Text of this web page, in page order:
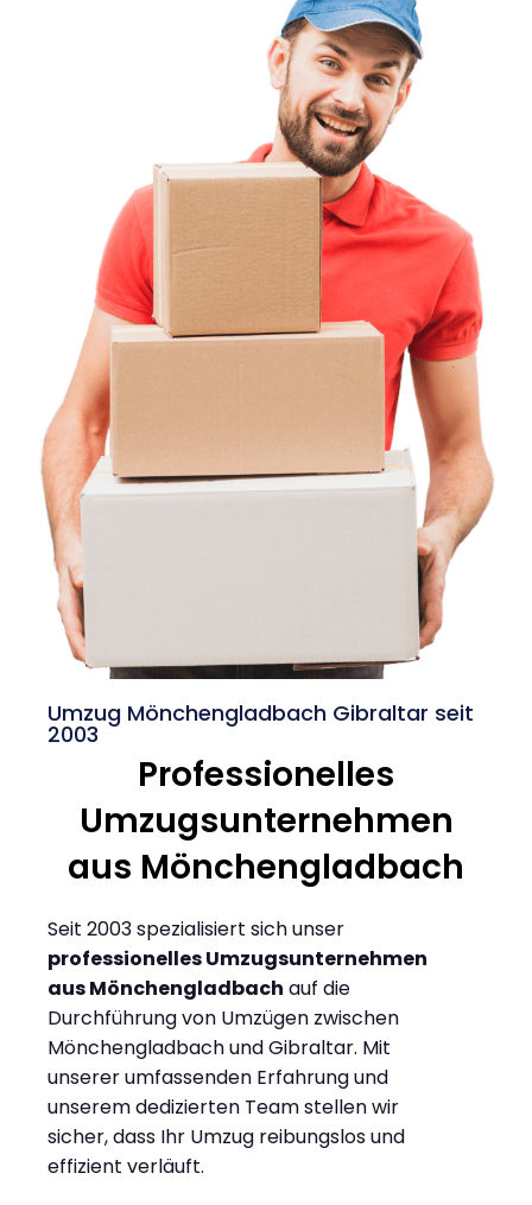
Umzug Mönchengladbach Gibraltar seit
2003
Professionelles
Umzugsunternehmen
aus Mönchengladbach
Seit 2003 spezialisiert sich unser
professionelles Umzugsunternehmen
aus Mönchengladbach auf die
Durchführung von Umzügen zwischen
Mönchengladbach und Gibraltar. Mit
unserer umfassenden Erfahrung und
unserem dedizierten Team stellen wir
sicher, dass Ihr Umzug reibungslos und
effizient verläuft.